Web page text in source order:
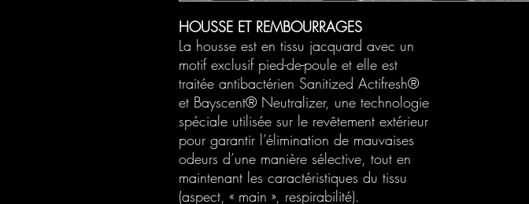
HOUSSE ET REMBOURRAGES
La housse est en tissu jacquard avec un
motif exclusif pied-de-poule et elle est
traitée antibactérien Sanitized Actifresh®
et Bayscent® Neutralizer, une technologie
spéciale utilisée sur le revêtement extérieur
pour garantir l’élimination de mauvaises
odeurs d’une manière sélective, tout en
maintenant les caractéristiques du tissu
(aspect, « main », respirabilité).